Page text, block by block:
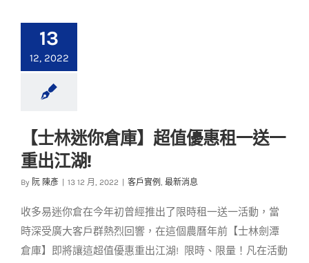
13
12, 2022
【士林迷你倉庫】超
江湖!
【士林迷你倉庫】超值優惠租一送一
重出江湖!
By 阮 陳彥 13 12 月, 2022 客戶實例 , 最新消息
收多易迷你倉在今年初曾經推出了限時租一送一活動，當
時深受廣大客戶群熱烈回響，在這個農曆年前【士林劍潭
倉庫】即將讓這超值優惠重出江湖! 限時、限量！凡在活動